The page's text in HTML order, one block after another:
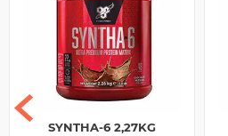
SYNTHA-6 2,27KG